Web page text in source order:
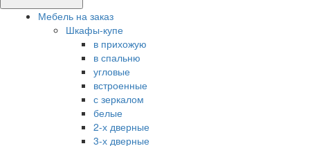
Мебель на заказ
Шкафы-купе
в прихожую
в спальню
угловые
встроенные
с зеркалом
белые
2-х дверные
3-х дверные